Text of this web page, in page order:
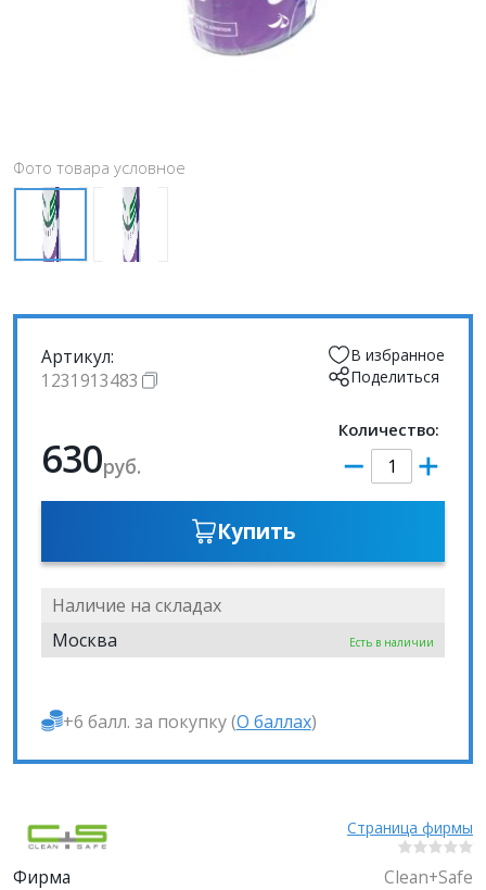
Фото товара условное
Артикул:
1231913483
В избранное
Поделиться
630руб.
Количество:
Купить
Наличие на складах
Москва
Есть в наличии
+6 балл. за покупку (О баллах)
Страница фирмы
Фирма
Clean+Safe